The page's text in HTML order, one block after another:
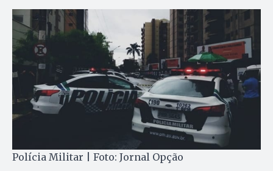
Polícia Militar | Foto: Jornal Opção